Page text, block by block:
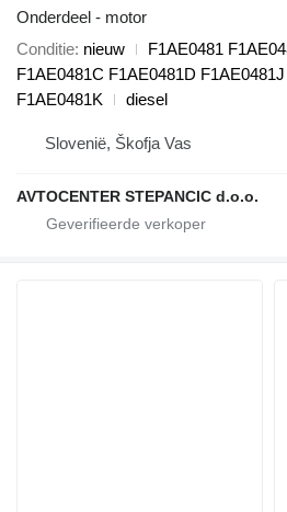
Onderdeel - motor
Conditie nieuw
F1AE0481
F1AE0481C F1AE0481D
F1AE0481K
diesel
Slovenië, Škofja Vas
AVTOCENTER STEPANCIC d.o.o.